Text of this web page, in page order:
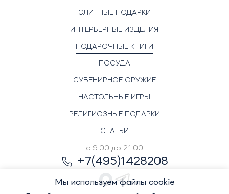
ЭЛИТНЫЕ ПОДАРКИ
ИНТЕРЬЕРНЫЕ ИЗДЕЛИЯ
ПОДАРОЧНЫЕ КНИГИ
ПОСУДА
СУВЕНИРНОЕ ОРУЖИЕ
НАСТОЛЬНЫЕ ИГРЫ
РЕЛИГИОЗНЫЕ ПОДАРКИ
СТАТЬИ
с 9.00 до 21.00
+7(495)1428208
Мы используем файлы cookie